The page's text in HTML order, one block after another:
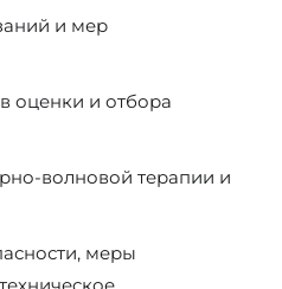
и мер
оценки и отбора
волновой терапии и
меры